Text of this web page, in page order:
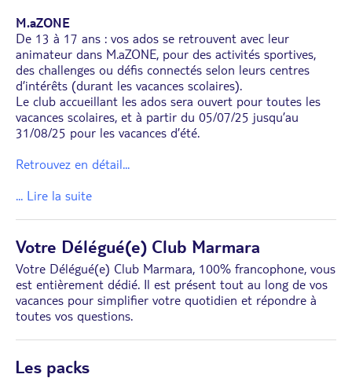
M.aZONE
De 13 à 17 ans : vos ados se retrouvent avec leur
animateur dans M.aZONE, pour des activités sportives,
des challenges ou défis connectés selon leurs centres
d’intérêts (durant les vacances scolaires).
Le club accueillant les ados sera ouvert pour toutes les
vacances scolaires, et à partir du 05/07/25 jusqu’au
31/08/25 pour les vacances d’été.
Retrouvez en détail...
... Lire la suite
Votre Délégué(e) Club Marmara
Votre Délégué(e) Club Marmara, 100% francophone, vous
est entièrement dédié. Il est présent tout au long de vos
vacances pour simplifier votre quotidien et répondre à
toutes vos questions.
Les packs